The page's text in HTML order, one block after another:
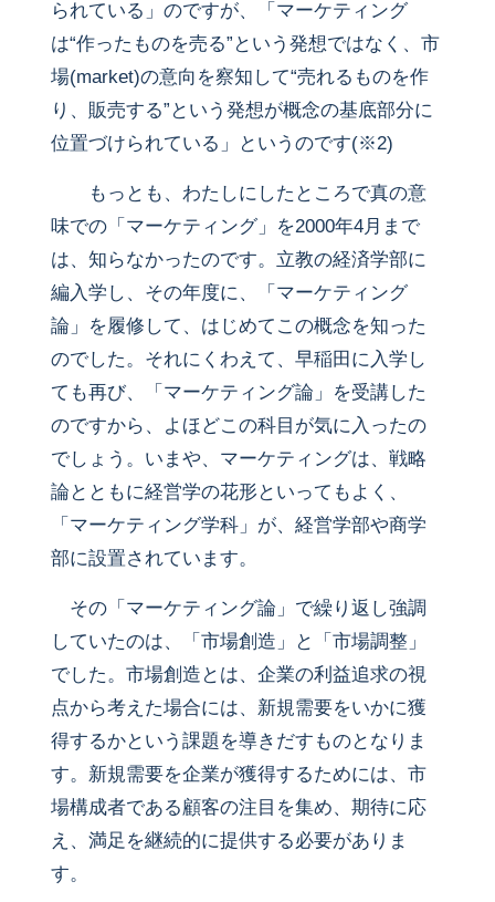
られている」のですが、「マーケティング
は“作ったものを売る”という発想ではなく、市
場(market)の意向を察知して“売れるものを作
り、販売する”という発想が概念の基底部分に
位置づけられている」というのです(※2)
もっとも、わたしにしたところで真の意
味での「マーケティング」を2000年4月まで
は、知らなかったのです。立教の経済学部に
編入学し、その年度に、「マーケティング
論」を履修して、はじめてこの概念を知った
のでした。それにくわえて、早稲田に入学し
ても再び、「マーケティング論」を受講した
のですから、よほどこの科目が気に入ったの
でしょう。いまや、マーケティングは、戦略
論とともに経営学の花形といってもよく、
「マーケティング学科」が、経営学部や商学
部に設置されています。
その「マーケティング論」で繰り返し強調
していたのは、「市場創造」と「市場調整」
でした。市場創造とは、企業の利益追求の視
点から考えた場合には、新規需要をいかに獲
得するかという課題を導きだすものとなりま
す。新規需要を企業が獲得するためには、市
場構成者である顧客の注目を集め、期待に応
え、満足を継続的に提供する必要がありま
す。